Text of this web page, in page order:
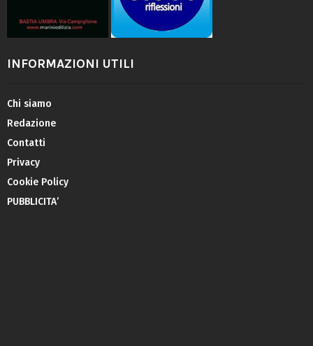
INFORMAZIONI UTILI
Chi siamo
Redazione
Contatti
Privacy
Cookie Policy
PUBBLICITA’